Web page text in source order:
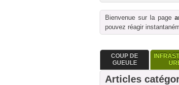
Bienvenue sur la page
pouvez réagir
COUP DE
GUEULE
Articles